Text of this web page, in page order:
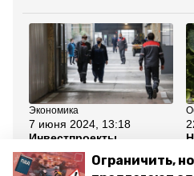
Ограничить,
Экономика
7 июня 2024, 13:18
Инвестпроекты
позволили создать на
Ставрополье 14 тыс.